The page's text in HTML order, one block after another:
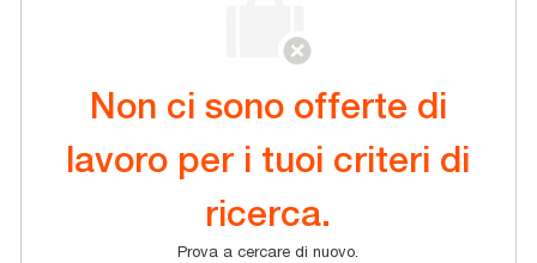
Non ci sono offerte di
lavoro per i tuoi criteri di
ricerca.
Prova a cercare di nuovo.